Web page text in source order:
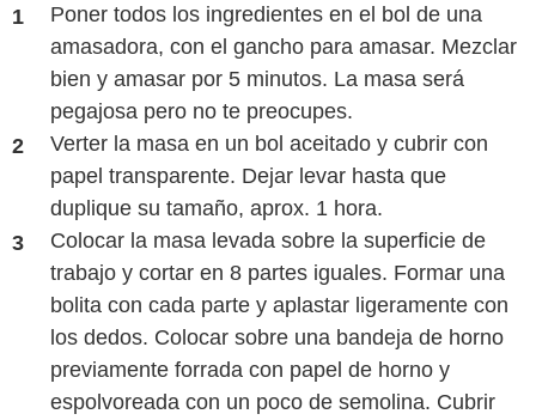
Poner todos los ingredientes en el bol de una
amasadora, con el gancho para amasar. Mezclar
bien y amasar por 5 minutos. La masa será
pegajosa pero no te preocupes.
Verter la masa en un bol aceitado y cubrir con
papel transparente. Dejar levar hasta que
duplique su tamaño, aprox. 1 hora.
Colocar la masa levada sobre la superficie de
trabajo y cortar en 8 partes iguales. Formar una
bolita con cada parte y aplastar ligeramente con
los dedos. Colocar sobre una bandeja de horno
previamente forrada con papel de horno y
espolvoreada con un poco de semolina. Cubrir